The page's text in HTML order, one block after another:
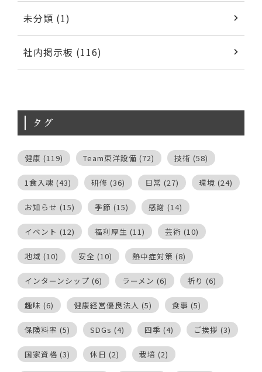
未分類 (1)
社内掲示板 (116)
タグ
健康 (119) Team東洋設備 (72) 技術 (58)
1食入魂 (43) 研修 (36) 日常 (27) 環境 (24)
お知らせ (15) 季節 (15) 感謝 (14)
イベント (12) 福利厚生 (11) 芸術 (10)
地域 (10) 安全 (10) 熱中症対策 (8)
インターンシップ (6) ラーメン (6) 祈り (6)
趣味 (6) 健康経営優良法人 (5) 食事 (5)
保険料率 (5) SDGs (4) 四季 (4) ご挨拶 (3)
国家資格 (3) 休日 (2) 栽培 (2)